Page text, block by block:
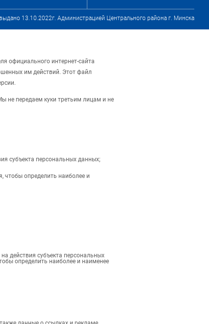
13.10.2022г. Администрацией Центрального района г. Минска
официального интернет-сайта
им действий. Этот файл
не передаем куки третьим лицам и не
субъекта персональных данных;
чтобы определить наиболее и
действия субъекта персональных
определить наиболее и наименее